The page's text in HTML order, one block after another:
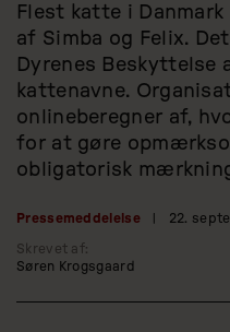
Flest katte i
af Simba og Felix.
Dyrenes Beskyttelse
kattenavne.
onlineberegner af,
for at gøre
obligatorisk
Pressemeddelelse 22.
Skrevet af:
Søren Krogsgaard